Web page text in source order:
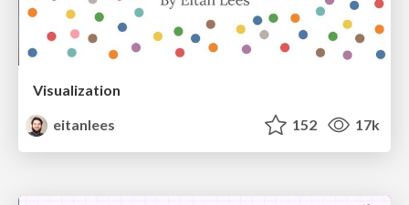
Visualization
eitanlees
152 17k